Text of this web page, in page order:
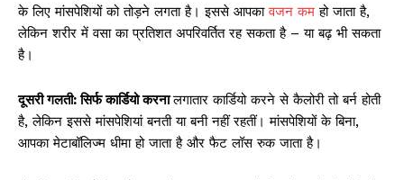
के लिए मांसपेशियों को तोड़ने लगता है। इससे आपकावजन कम हो जाता है,
लेकिन शरीर में वसा का प्रतिशत अपरिवर्तित रह सकता है – या बढ़ भी सकता
है।
दूसरी गलती: सिर्फ कार्डियो करनालगातार कार्डियो करने से कैलोरी तो बर्न होती
है, लेकिन इससे मांसपेशियां बनती या बनी नहीं रहतीं। मांसपेशियों के बिना,
आपका मेटाबॉलिज्म धीमा हो जाता है और फैट लॉस रुक जाता है।